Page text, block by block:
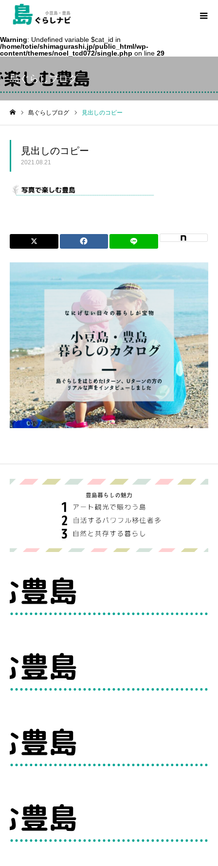
Warning: Undefined variable $cat_id in
/home/totie/shimagurashi.jp/public_html/wp-
content/themes/noel_tcd072/single.php on line 29
島ぐらしブログ
島ぐらしブログ 見出しのコピー
見出しのコピー
2021.08.21